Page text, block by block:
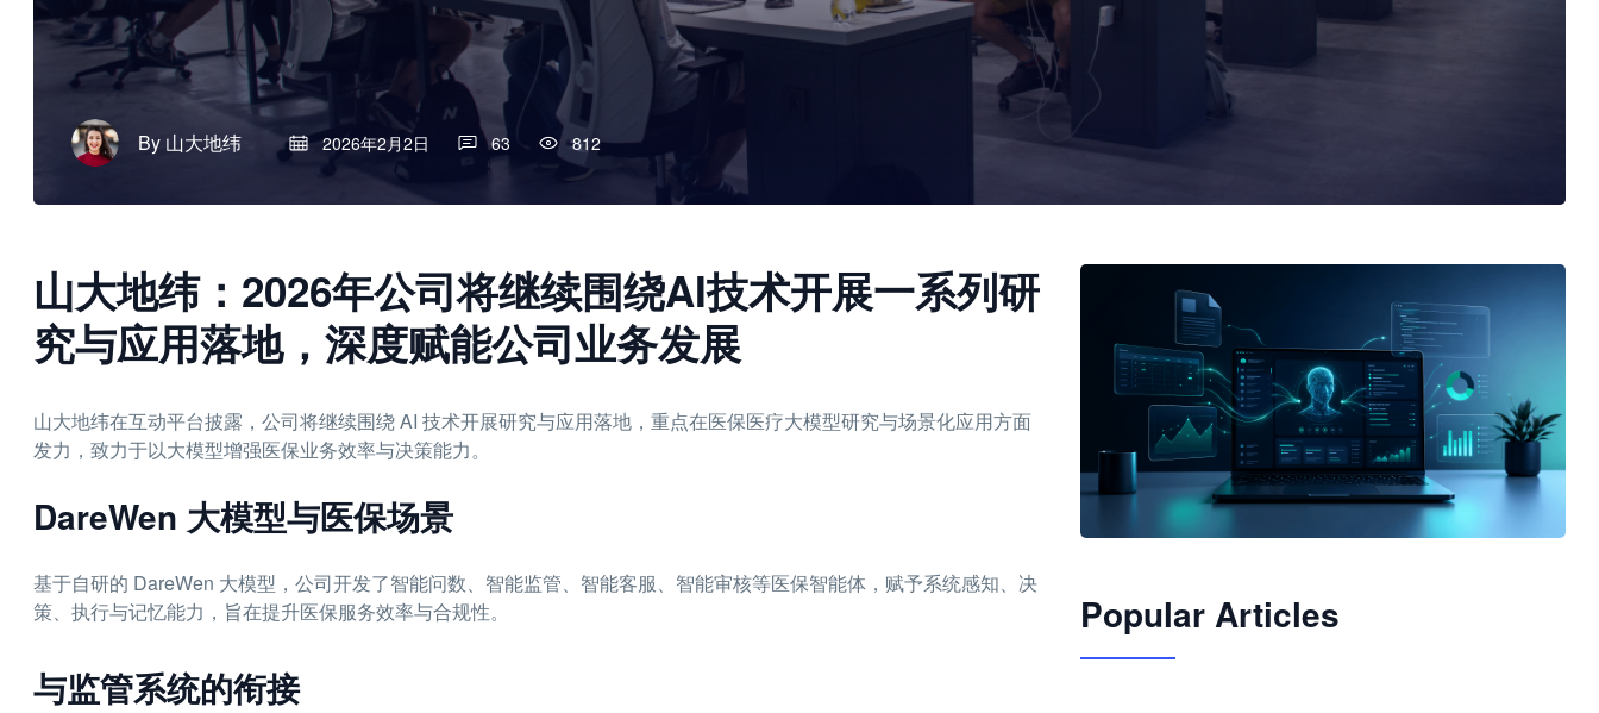
By 山大地纬 2026年2月2日 63 812
山大地纬：2026年公司将继续围绕AI技术开展一系列研
究与应用落地，深度赋能公司业务发展
山大地纬在互动平台披露，公司将继续围绕 AI 技术开展研究与应用落地，重点在医保医疗大模型研究与场景化应用方面
发力，致力于以大模型增强医保业务效率与决策能力。
DareWen 大模型与医保场景
基于自研的 DareWen 大模型，公司开发了智能问数、智能监管、智能客服、智能审核等医保智能体，赋予系统感知、决
策、执行与记忆能力，旨在提升医保服务效率与合规性。
与监管系统的衔接
JimoClaw 桌面 AI Agent 工作台
Popular Articles